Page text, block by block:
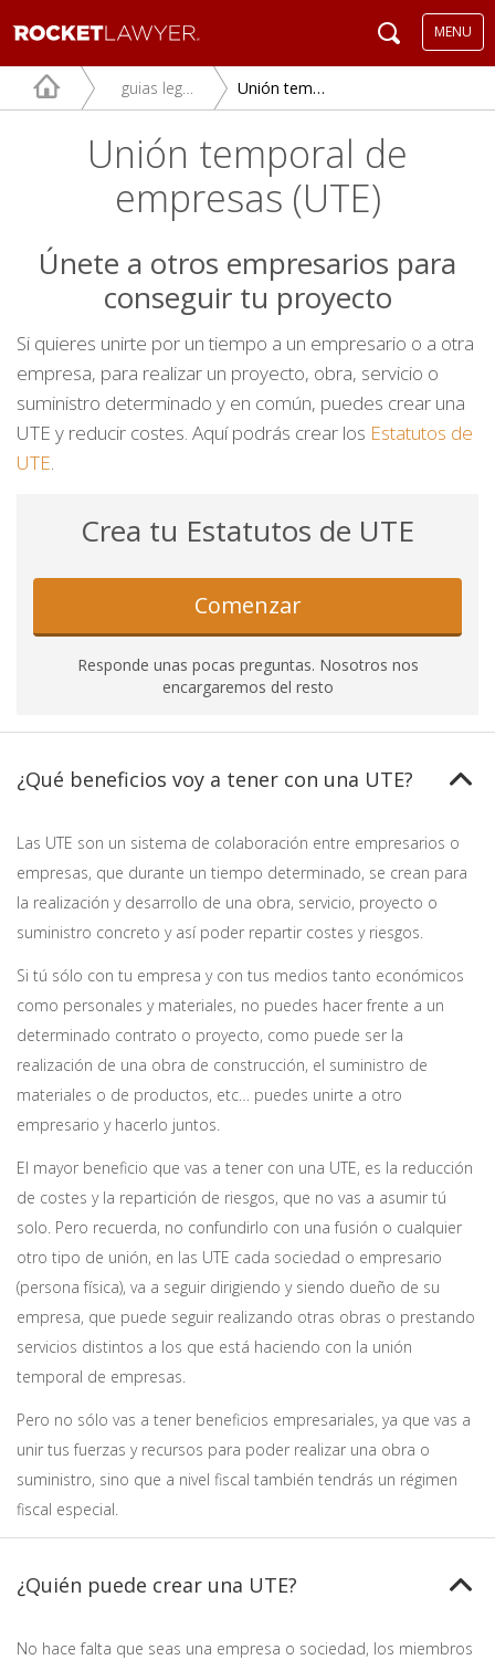
MENU
guias legales Unión temporal de empresas (UTE)
Unión temporal de
empresas (UTE)
Únete a otros empresarios para
conseguir tu proyecto
Si quieres unirte por un tiempo a un empresario o a otra
empresa, para realizar un proyecto, obra, servicio o
suministro determinado y en común, puedes crear una
UTE y reducir costes. Aquí podrás crear los Estatutos de
UTE.
Crea tu Estatutos de UTE
Comenzar
Responde unas pocas preguntas. Nosotros nos
encargaremos del resto
¿Qué beneficios voy a tener con una UTE?
Las UTE son un sistema de colaboración entre empresarios o
empresas, que durante un tiempo determinado, se crean para
la realización y desarrollo de una obra, servicio, proyecto o
suministro concreto y así poder repartir costes y riesgos.
Si tú sólo con tu empresa y con tus medios tanto económicos
como personales y materiales, no puedes hacer frente a un
determinado contrato o proyecto, como puede ser la
realización de una obra de construcción, el suministro de
materiales o de productos, etc… puedes unirte a otro
empresario y hacerlo juntos.
El mayor beneficio que vas a tener con una UTE, es la reducción
de costes y la repartición de riesgos, que no vas a asumir tú
solo. Pero recuerda, no confundirlo con una fusión o cualquier
otro tipo de unión, en las UTE cada sociedad o empresario
(persona física), va a seguir dirigiendo y siendo dueño de su
empresa, que puede seguir realizando otras obras o prestando
servicios distintos a los que está haciendo con la unión
temporal de empresas.
Pero no sólo vas a tener beneficios empresariales, ya que vas a
unir tus fuerzas y recursos para poder realizar una obra o
suministro, sino que a nivel fiscal también tendrás un régimen
fiscal especial.
¿Quién puede crear una UTE?
No hace falta que seas una empresa o sociedad, los miembros